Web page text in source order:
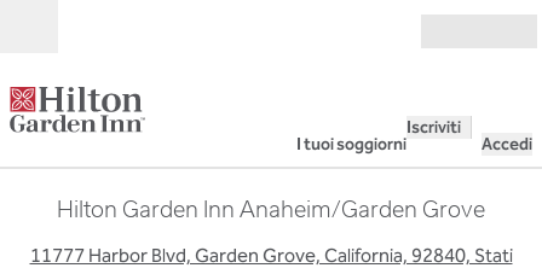
I tuoi soggiorni
Iscriviti
Accedi
Hilton Garden Inn Anaheim/Garden Grove
11777 Harbor Blvd, Garden Grove, California, 92840, Stati